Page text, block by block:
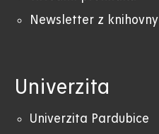
Newsletter z knihovny
Univerzita
Univerzita Pardubice